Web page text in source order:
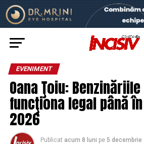
EVENIMENT
Oana Ţoiu:
funcţiona legal până
2026
Publicat acum 8 luni pe 5 decembrie